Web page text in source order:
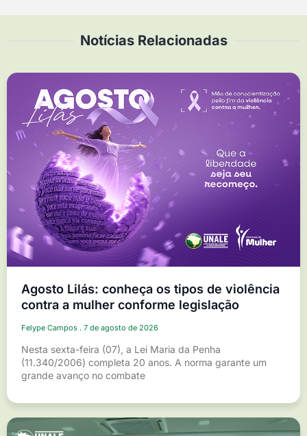
Notícias Relacionadas
Agosto Lilás: conheça os tipos de violência
contra a mulher conforme legislação
Felype Campos 7 de agosto de 2026
Nesta sexta-feira (07), a Lei Maria da Penha
(11.340/2006) completa 20 anos. A norma garante um
grande avanço no combate